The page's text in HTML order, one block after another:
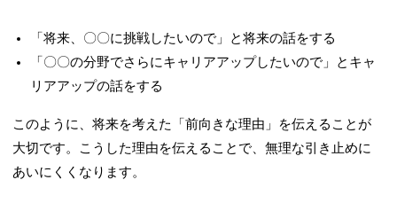
「将来、〇〇に挑戦したいので」と将来の話をする
「〇〇の分野でさらにキャリアアップしたいので」とキャ
リアアップの話をする
このように、将来を考えた「前向きな理由」を伝えることが
大切です。こうした理由を伝えることで、無理な引き止めに
あいにくくなります。